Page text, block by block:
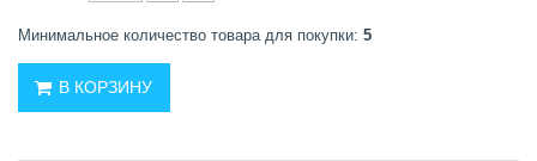
Минимальное количество товара для покупки: 5
В КОРЗИНУ